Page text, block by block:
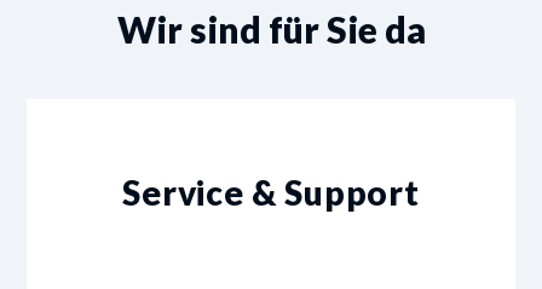
Wir sind für Sie da
Service & Support